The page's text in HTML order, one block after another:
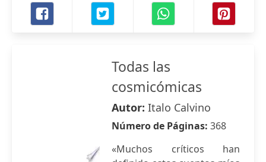
Todas las
cosmicómicas
Autor: Italo Calvino
Número de Páginas: 368
«Muchos críticos han